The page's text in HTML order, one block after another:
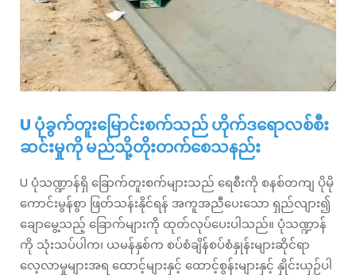
U ပုံခွက်တူးမြောင်းစက်သည် ဟိုက်ဒရောလစ်စီး
ဆင်းမှုကို မည်သို့တိုးတက်စေသနည်း
U ပုံသဏ္ဍာန်ရှိ ခြောက်တူးစက်များသည် ရေစီးကို စနစ်တကျ ပိုမို
ကောင်းမွန်စွာ ဖြတ်သန်းနိုင်ရန် အကူအညီပေးသော ရှည်လျား၍
ချောမွေ့သည့် ခြောက်များကို ထုတ်လုပ်ပေးပါသည်။ ပုံသဏ္ဍာန်
ကို သုံးသပ်ပါက၊ ယမန်နှစ်က စပ်စံချိန်စပ်စံနှုန်းများဆိုင်ရာ
လေ့လာမှုများအရ ထောင့်များနှင့် ထောင့်စွန်းများနှင့် နှိုင်းယှဉ်ပါ